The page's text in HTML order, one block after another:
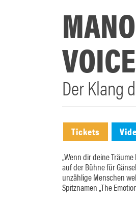
VOICE
Der Klang
Tickets
„Wenn dir deine
auf der Bühne für
unzählige Menschen
Spitznamen „The